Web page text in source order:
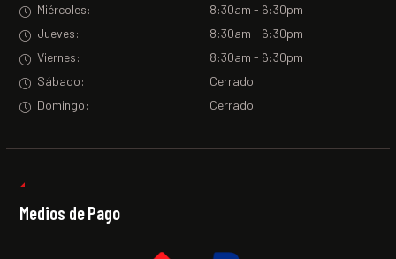
Miércoles:
8:30am - 6:30pm
Jueves:
8:30am - 6:30pm
Viernes:
8:30am - 6:30pm
Sábado:
Cerrado
Domingo:
Cerrado
Medios de Pago